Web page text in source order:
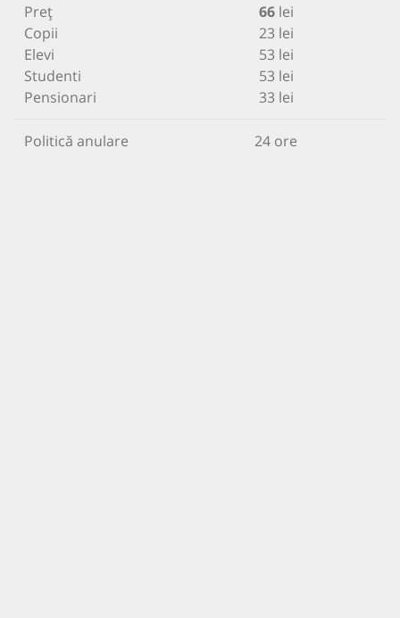
Preț
Copii
Elevi
Studenti
Pensionari
66lei
23 lei
53 lei
53 lei
33 lei
Politică anulare 24 ore